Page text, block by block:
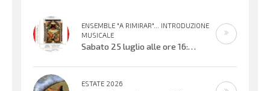
ENSEMBLE "A RIMIRAR"... INTRODUZIONE
MUSICALE
ESTATE 2026